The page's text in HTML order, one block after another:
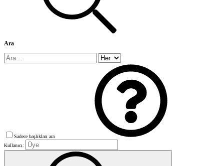
Ara
Sadece başlıkları ara
Kullanıcı: